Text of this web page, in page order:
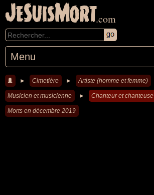
JeSuisMort.com
Menu
► Cimetière ► Artiste (homme et femme)
Musicien et musicienne ► Chanteur et chanteuse
Morts en décembre 2019